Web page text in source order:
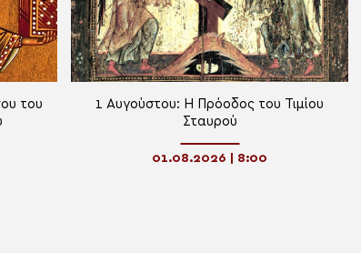
του
1 Αυγούστου: Η Πρόοδος του Τιμίου
Σταυρού
01.08.2026 | 8:00